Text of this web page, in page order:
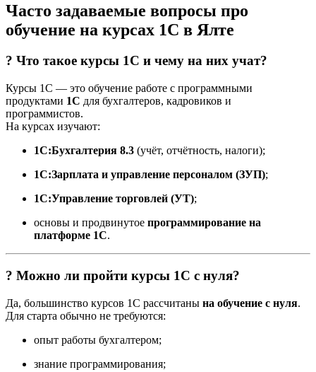
Часто задаваемые вопросы про
обучение на курсах 1С в Ялте
? Что такое курсы 1С и чему на них учат?
Курсы 1С — это обучение работе с программными
продуктами 1С для бухгалтеров, кадровиков и
программистов.
На курсах изучают:
1С:Бухгалтерия 8.3 (учёт, отчётность, налоги);
1С:Зарплата и управление персоналом (ЗУП);
1С:Управление торговлей (УТ);
основы и продвинутое программирование на
платформе 1С.
? Можно ли пройти курсы 1С с нуля?
Да, большинство курсов 1С рассчитаны на обучение с нуля.
Для старта обычно не требуются:
опыт работы бухгалтером;
знание программирования;